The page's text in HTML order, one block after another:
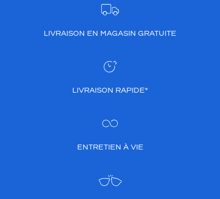
LIVRAISON EN MAGASIN GRATUITE
LIVRAISON RAPIDE*
ENTRETIEN À VIE